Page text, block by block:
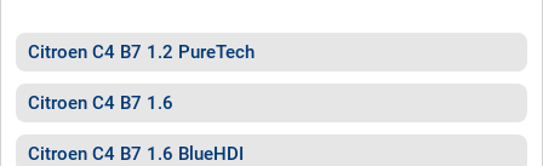
Citroen C4 B7 1.2 PureTech
Citroen C4 B7 1.6
Citroen C4 B7 1.6 BlueHDI